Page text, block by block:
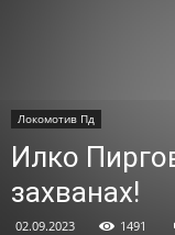
Локомотив Пд
Илко
захванах!
02.09.2023 1491